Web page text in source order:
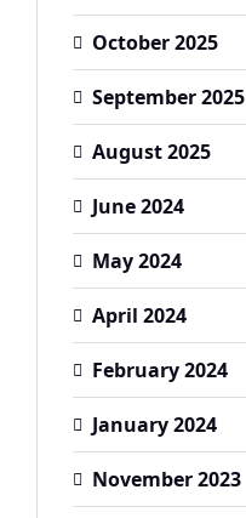
October 2025
September 2025
August 2025
June 2024
May 2024
April 2024
February 2024
January 2024
November 2023